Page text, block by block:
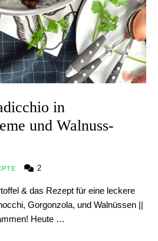
in
und Walnuss-
2
& das Rezept für eine leckere
Gorgonzola, und Walnüssen ||
Heute …